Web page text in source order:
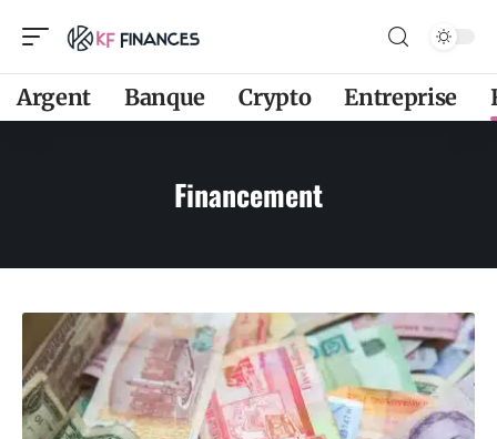
Argent Banque Crypto Entreprise
Financement